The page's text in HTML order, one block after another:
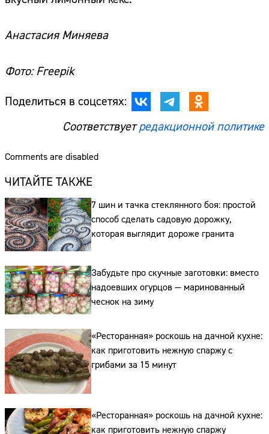
Анастасия Миняева
Фото: Freepik
Поделиться в соцсетях:
Соответствуетредакционной политике
Comments are disabled
ЧИТАЙТЕ ТАКЖЕ
7 шин и тачка стеклянного боя: простой
способ сделать садовую дорожку,
которая выглядит дороже гранита
Забудьте про скучные заготовки: вместо
надоевших огурцов — маринованный
чеснок на зиму
«Ресторанная» роскошь на дачной кухне:
как приготовить нежную спаржу с
грибами за 15 минут
«Ресторанная» роскошь на дачной кухне:
как приготовить нежную спаржу